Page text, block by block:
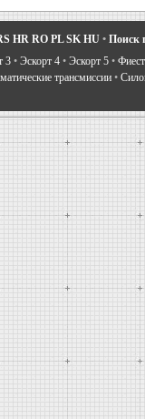
HR RO PL SK HU • Поиск
3 • Эскорт 4 • Эскорт 5 •
трансмиссии •